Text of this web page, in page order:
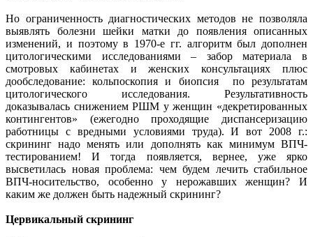
Но ограниченность диагностических методов не позволяла
выявлять болезни шейки матки до появления описанных
изменений, и поэтому в 1970-е гг. алгоритм был дополнен
цитологическими исследованиями – забор материала в
смотровых кабинетах и женских консультациях плюс
дообследование: кольпоскопия и биопсия по результатам
цитологического исследования. Результативность
доказывалась снижением РШМ у женщин «декретированных
контингентов» (ежегодно проходящие диспансеризацию
работницы с вредными условиями труда). И вот 2008 г.:
скрининг надо менять или дополнять как минимум ВПЧ-
тестированием! И тогда появляется, вернее, уже ярко
высветилась новая проблема: чем будем лечить стабильное
ВПЧ-носительство, особенно у нерожавших женщин? И
каким же должен быть надежный скрининг?
Цервикальный скрининг